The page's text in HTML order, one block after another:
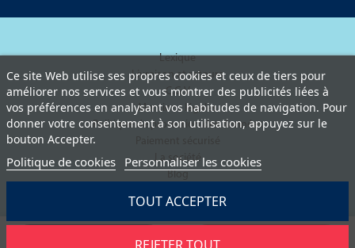
Ce site Web utilise ses propres cookies et ceux de tiers pour
améliorer nos services et vous montrer des publicités liées à
vos préférences en analysant vos habitudes de navigation. Pour
donner votre consentement à son utilisation, appuyez sur le
bouton Accepter.
Politique de cookies Personnaliser les cookies
TOUT ACCEPTER
Lexique
Livraison et retours
C.G.V
Mentions légales
Politique de protection des données
La société
Blog